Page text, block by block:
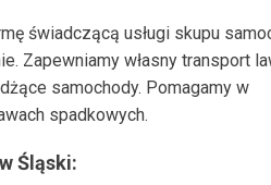
świadczącą usługi skupu
Zapewniamy własny transport
samochody. Pomagamy w
spadkowych.
Śląski: